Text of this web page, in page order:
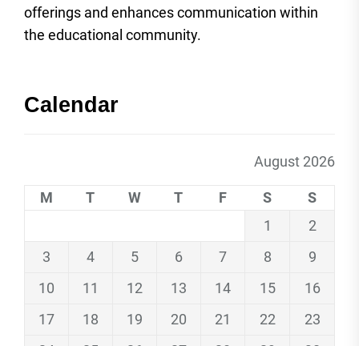
offerings and enhances communication within
the educational community.
Calendar
August 2026
M T W T F S
S
1
2
3
4 5 6 7 8
9
10
11 12 13 14 15
16
17
18 19 20 21 22
23